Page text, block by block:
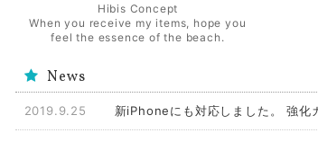
Hibis Concept
When you receive my items, hope you
feel the essence of the beach.
News
2019.9.25 新iPhoneにも対応しました。 強化